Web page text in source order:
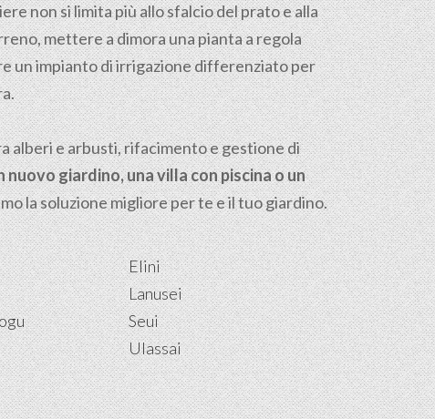
non si limita più allo sfalcio del prato e alla
mettere a dimora una pianta a regola
un impianto di irrigazione differenziato per
alberi e arbusti, rifacimento e gestione di
nuovo giardino, una villa con piscina o un
la soluzione migliore per te e il tuo giardino.
Elini
Lanusei
Seui
Ulassai